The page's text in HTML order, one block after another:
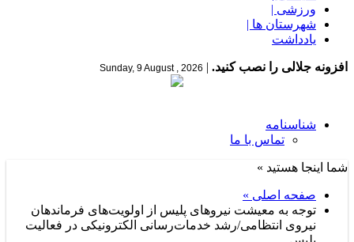
ورزشی |
شهرستان ها |
یادداشت
افزونه جلالی را نصب کنید. |
Sunday, 9 August , 2026
شناسنامه
تماس با ما
شما اینجا هستید »
صفحه اصلی »
توجه به معیشت نیروهای پلیس از اولویت‌های فرماندهان
نیروی انتظامی/رشد خدمات‌رسانی الکترونیکی در فعالیت